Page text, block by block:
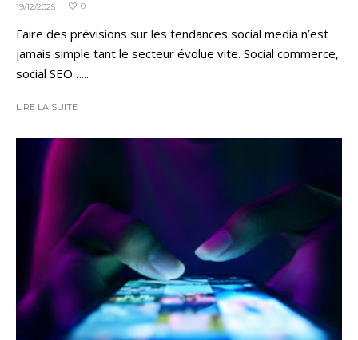
19/12/2025 · 0
Faire des prévisions sur les tendances social media n’est
jamais simple tant le secteur évolue vite. Social commerce,
social SEO…...
LIRE LA SUITE